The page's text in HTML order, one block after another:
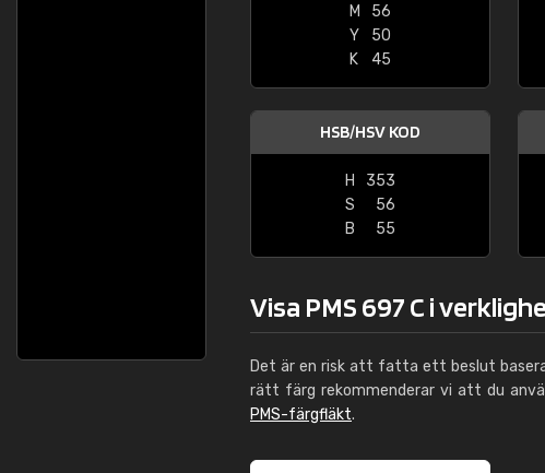
M
56
Y
50
K
45
HSB/HSV KOD
H
353
S
56
B
55
Visa PMS 697 C i
Det är en risk att fatta ett beslut
rätt färg rekommenderar vi att du
PMS-färgfläkt.